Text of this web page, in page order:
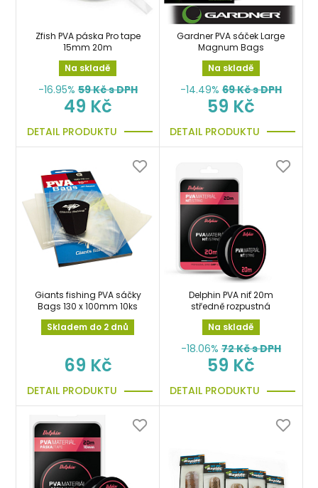
Zfish PVA páska Pro tape
15mm 20m
Na skladě
-16.95% 59Kč s DPH
49 Kč
DETAIL PRODUKTU
Gardner PVA sáček Large
Magnum Bags
Na skladě
-14.49% 69Kč s DPH
59 Kč
DETAIL PRODUKTU
Giants fishing PVA sáčky
Bags 130 x 100mm 10ks
Skladem do 2 dnů
69 Kč
DETAIL PRODUKTU
Delphin PVA niť 20m
středně rozpustná
Na skladě
-18.06% 72Kč s DPH
59 Kč
DETAIL PRODUKTU